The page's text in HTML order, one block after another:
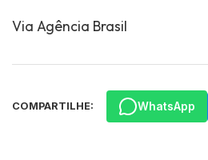
Via Agência Brasil
COMPARTILHE: WhatsApp